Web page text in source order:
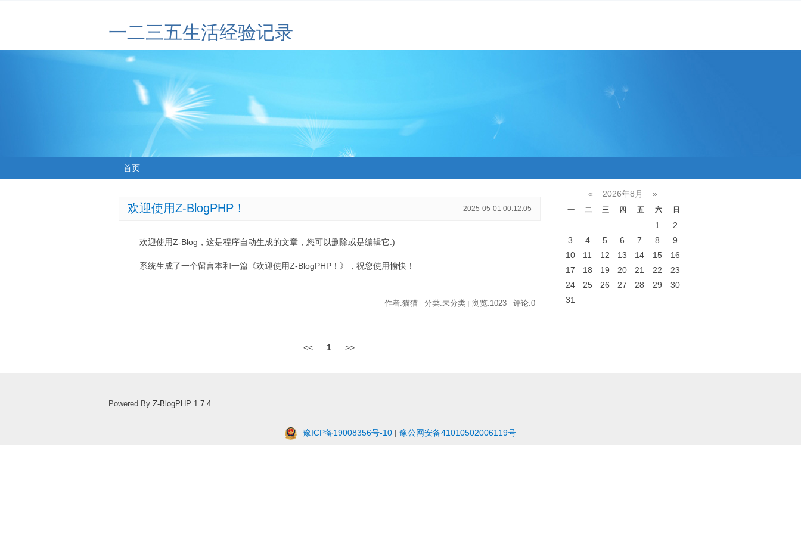
一二三五生活经验记录
首页
欢迎使用Z-BlogPHP！ 2025-05-01 00:12:05
欢迎使用Z-Blog，这是程序自动生成的文章，您可以删除或是编辑它:)
系统生成了一个留言本和一篇《欢迎使用Z-BlogPHP！》，祝您使用愉快！
作者:猫猫 | 分类:未分类 | 浏览:1023 | 评论:0
<< 1 >>
« 2026年8月 »
一 二 三 四 五 六 日
1
2
3
4 5 6 7 8
9
10
11 12 13 14 15
16
17
18 19 20 21 22
23
24
25 26 27 28 29
30
31
Powered By Z-BlogPHP 1.7.4
豫ICP备19008356号-10 | 豫公网安备41010502006119号